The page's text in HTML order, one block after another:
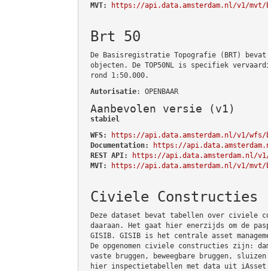
MVT:
https://api.data.amsterdam.nl/v1/mvt/
Brt 50
De Basisregistratie Topografie (BRT)
objecten. De TOP50NL is specifiek
rond 1:50.000.
Autorisatie: OPENBAAR
Aanbevolen versie (v1)
stabiel
WFS:
https://api.data.amsterdam.nl/v1/wfs/
Documentation:
https://
REST API:
https://api.data.amsterdam.nl/
MVT:
https://api.data.amsterdam.nl/v1/mvt/
Civiele Constructies
Deze dataset bevat tabellen over civiele
daaraan. Het gaat hier enerzijds om de
GISIB. GISIB is het centrale asset
De opgenomen civiele constructies zijn:
vaste bruggen, beweegbare bruggen,
hier inspectietabellen met data uit